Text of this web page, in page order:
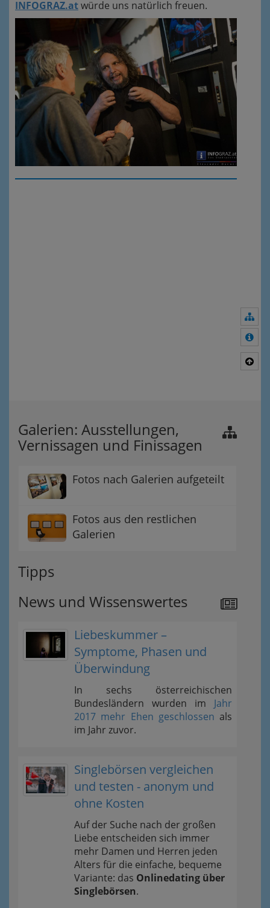
INFOGRAZ.atwürde uns natürlich freuen.
Galerien: Ausstellungen,
Vernissagen und Finissagen
Fotos nach Galerien aufgeteilt
Fotos aus den restlichen
Galerien
Tipps
News und Wissenswertes
Liebeskummer –
Symptome, Phasen und
Überwindung
In sechs österreichischen
Bundesländern wurden im Jahr
2017 mehr Ehen geschlossen als
im Jahr zuvor.
Singlebörsen vergleichen
und testen - anonym und
ohne Kosten
Auf der Suche nach der großen
Liebe entscheiden sich immer
mehr Damen und Herren jeden
Alters für die einfache, bequeme
Variante: das Onlinedating über
Singlebörsen.